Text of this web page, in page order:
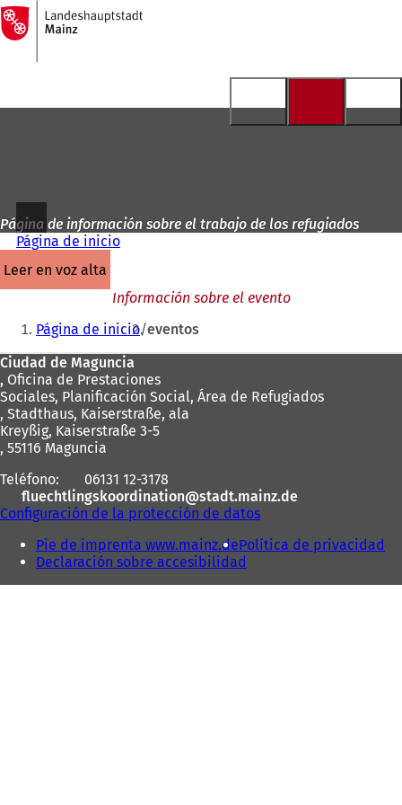
Saltar al contenido
A
la
página
Página de información sobre el trabajo de los refugiados
Página de inicio
leer en voz alta
Información sobre el evento
Estás
aquí:
Página de inicio eventos
Zona
de
los
pies
Ciudad de Maguncia
, Oficina de Prestaciones
Sociales, Planificación Social, Área de Refugiados
, Stadthaus, Kaiserstraße, ala
Kreyßig, Kaiserstraße 3-5
, 55116 Maguncia
Teléfono:
06131 12-3178
fluechtlingskoordination
stadt.mainz de
Configuración de la protección de datos
Pie de imprenta www.mainz.dePolítica de privacidad
Declaración sobre accesibilidad